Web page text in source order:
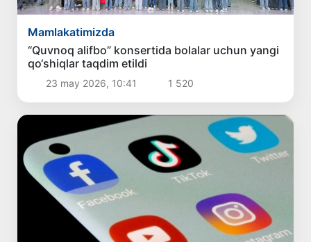
Mamlakatimizda
“Quvnoq alifbo” konsertida bolalar uchun yangi
qo‘shiqlar taqdim etildi
23 may 2026, 10:41 1 520